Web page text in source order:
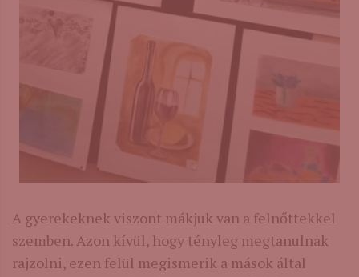
A gyerekeknek viszont mákjuk van a felnőttekkel
szemben. Azon kívül, hogy tényleg megtanulnak
rajzolni, ezen felül megismerik a mások által